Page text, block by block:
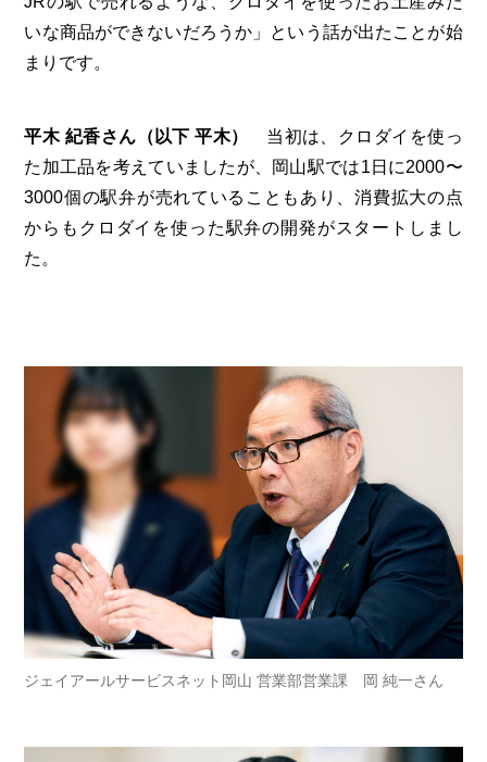
いな商品ができないだろうか」という話が出たことが始
まりです。
平木 紀香さん（以下 平木）
当初は、クロダイを使っ
た加工品を考えていましたが、岡山駅では1日に2000〜
3000個の駅弁が売れていることもあり、消費拡大の点
からもクロダイを使った駅弁の開発がスタートしまし
た。
ジェイアールサービスネット岡山 営業部営業課 岡 純一さん